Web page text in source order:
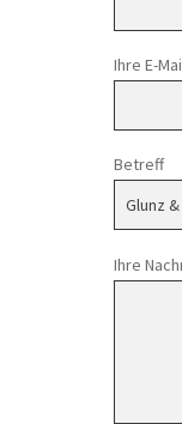
Ihre E-
Betreff
Ihre